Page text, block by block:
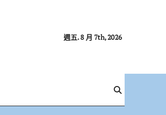
週五. 8 月 7th, 2026